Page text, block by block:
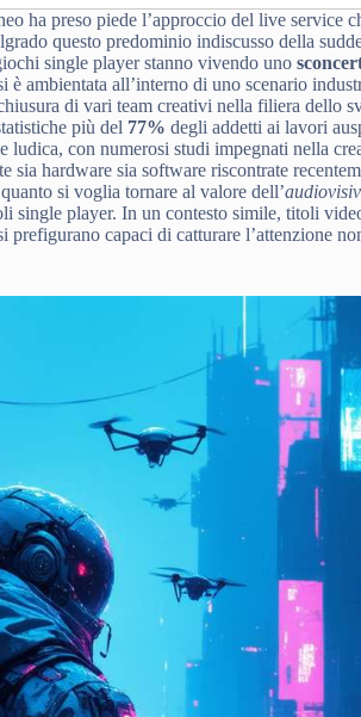
ha preso piede l’approccio del live service
questo predominio indiscusso della
single player stanno vivendo uno
ambientata all’interno di uno scenario
di vari team creativi nella filiera dello
più del 77% degli addetti ai lavori
ludica, con numerosi studi impegnati nella
hardware sia software riscontrate
si voglia tornare al valore dell’
single player. In un contesto simile, titoli
prefigurano capaci di catturare l’attenzione